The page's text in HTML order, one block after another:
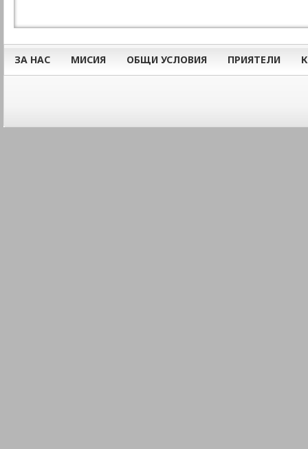
ЗА НАС МИСИЯ ОБЩИ УСЛОВИЯ ПРИЯТЕЛИ